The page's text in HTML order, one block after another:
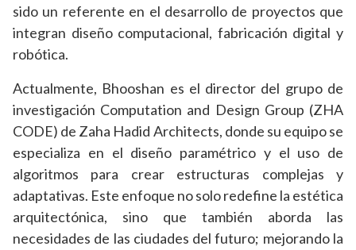
sido un referente en el desarrollo de proyectos que
integran diseño computacional, fabricación digital y
robótica.
Actualmente, Bhooshan es el director del grupo de
investigación Computation and Design Group (ZHA
CODE) de Zaha Hadid Architects, donde su equipo se
especializa en el diseño paramétrico y el uso de
algoritmos para crear estructuras complejas y
adaptativas. Este enfoque no solo redefine la estética
arquitectónica, sino que también aborda las
necesidades de las ciudades del futuro; mejorando la